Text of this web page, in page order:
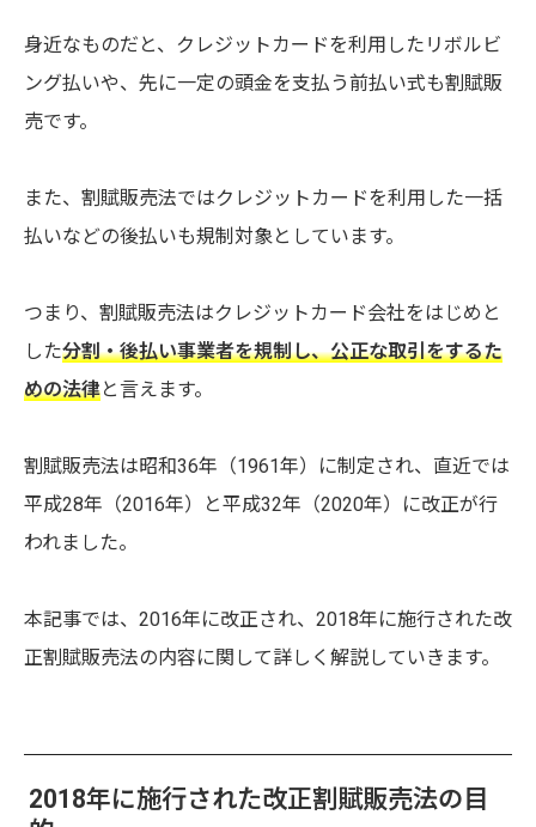
身近なものだと、クレジットカードを利用したリボルビ
ング払いや、先に一定の頭金を支払う前払い式も割賦販
売です。
また、割賦販売法ではクレジットカードを利用した一括
払いなどの後払いも規制対象としています。
つまり、割賦販売法はクレジットカード会社をはじめと
した分割・後払い事業者を規制し、公正な取引をするた
めの法律と言えます。
割賦販売法は昭和36年（1961年）に制定され、直近では
平成28年（2016年）と平成32年（2020年）に改正が行
われました。
本記事では、2016年に改正され、2018年に施行された改
正割賦販売法の内容に関して詳しく解説していきます。
2018年に施行された改正割賦販売法の目